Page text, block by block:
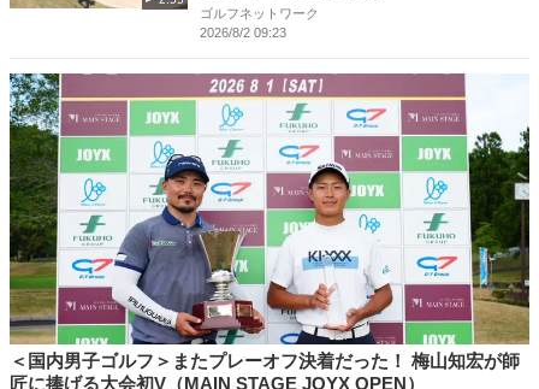
ゴルフネットワーク
2026/8/2 09:23
＜国内男子ゴルフ＞またプレーオフ決着だった！ 梅山知宏が師
匠に捧げる大会初V（MAIN STAGE JOYX OPEN）